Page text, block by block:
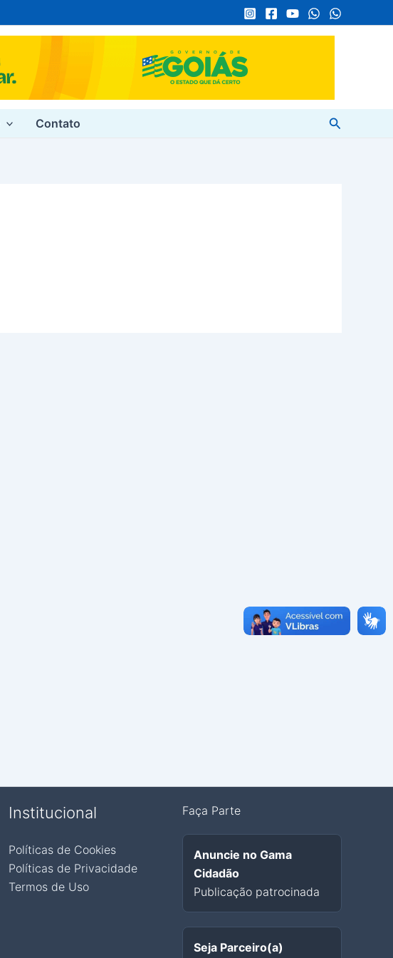
Contato Pesquisar
Institucional
Políticas de Cookies
Políticas de Privacidade
Termos de Uso
Faça Parte
Anuncie no Gama
Cidadão
Publicação patrocinada
Seja Parceiro(a)